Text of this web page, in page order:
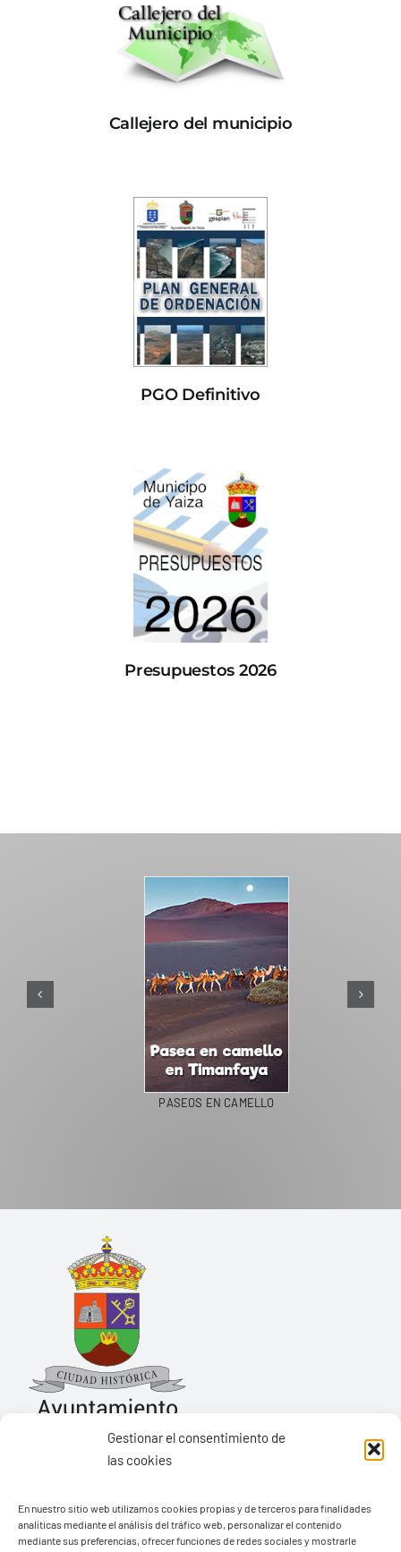
Gestionar el consentimiento de
las cookies
En nuestro sitio web utilizamos cookies propias y de terceros para finalidades
analíticas mediante el análisis del tráfico web, personalizar el contenido
mediante sus preferencias, ofrecer funciones de redes sociales y mostrarle
Callejero del municipio
PGO Definitivo
Presupuestos 2026
PASEOS EN CAMELLO
Pza. de Los Remedios, 1
35570 – Yaiza